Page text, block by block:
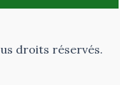
droits réservés.